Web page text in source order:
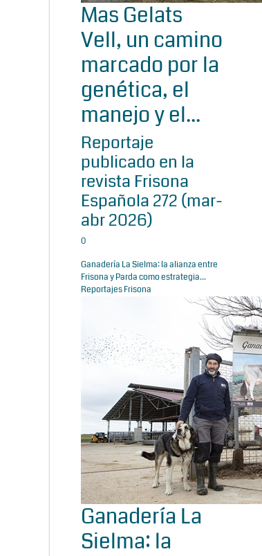
Mas Gelats
Vell, un camino
marcado por la
genética, el
manejo y el...
Reportaje
publicado en la
revista Frisona
Española 272 (mar-
abr 2026)
0
Ganadería La Sielma: la alianza entre
Frisona y Parda como estrategia...
Reportajes Frisona
Ganadería La
Sielma: la